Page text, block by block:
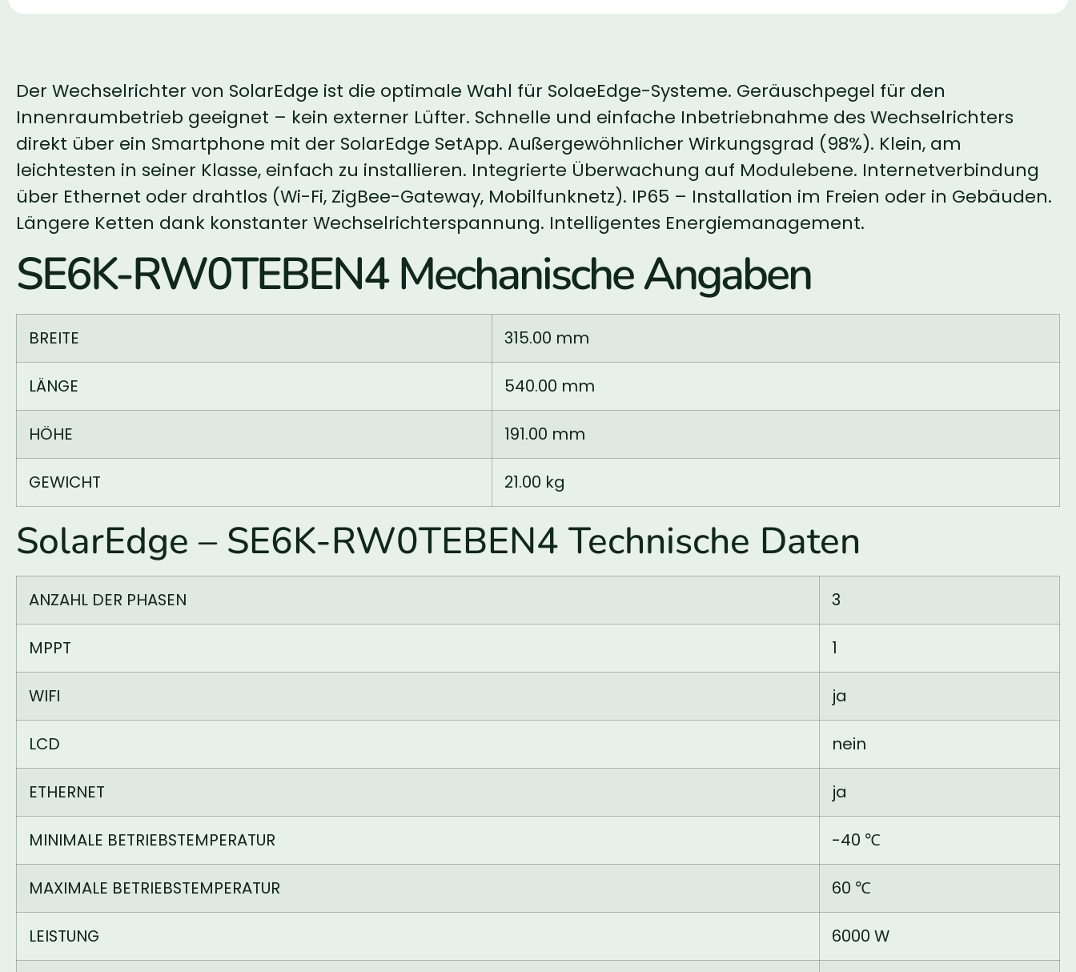
Der Wechselrichter von SolarEdge ist die optimale Wahl für SolaeEdge-Systeme. Geräuschpegel für den
Innenraumbetrieb geeignet – kein externer Lüfter. Schnelle und einfache Inbetriebnahme des Wechselrichters
direkt über ein Smartphone mit der SolarEdge SetApp. Außergewöhnlicher Wirkungsgrad (98%). Klein, am
leichtesten in seiner Klasse, einfach zu installieren. Integrierte Überwachung auf Modulebene. Internetverbindung
über Ethernet oder drahtlos (Wi-Fi, ZigBee-Gateway, Mobilfunknetz). IP65 – Installation im Freien oder in Gebäuden.
Längere Ketten dank konstanter Wechselrichterspannung. Intelligentes Energiemanagement.
SE6K-RW0TEBEN4 Mechanische Angaben
BREITE 315.00 mm
LÄNGE 540.00 mm
HÖHE 191.00 mm
GEWICHT 21.00 kg
SolarEdge – SE6K-RW0TEBEN4 Technische Daten
ANZAHL DER PHASEN 3
MPPT 1
WIFI ja
LCD nein
ETHERNET ja
MINIMALE BETRIEBSTEMPERATUR -40 ℃
MAXIMALE BETRIEBSTEMPERATUR 60 ℃
LEISTUNG 6000 W